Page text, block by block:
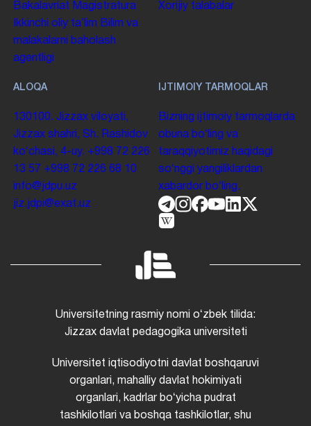
Bakalavriat Magistratura
Ikkinchi oliy taʼlim Bilim va
malakalarni baholash
agentligi
Xorijiy talabalar
ALOQA
130100. Jizzax viloyati,
Jizzax shahri, Sh. Rashidov
koʻchasi, 4-uy. +998 72 226
13 57 +998 72 226 68 10
info@jdpu.uz
jiz.jdpi@exat.uz
IJTIMOIY TARMOQLAR
Bizning ijtimoiy tarmoqlarda
obuna boʻling va
taraqqiyotimiz haqidagi
soʻnggi yangiliklardan
xabardor boʻling.
Universitetning rasmiy nomi oʻzbek tilida:
Jizzax davlat pedagogika universiteti
Universitet iqtisodiyotni davlat boshqaruvi
organlari, mahalliy davlat hokimiyati
organlari, kadrlar boʻyicha pudrat
tashkilotlari va boshqa tashkilotlar, shu